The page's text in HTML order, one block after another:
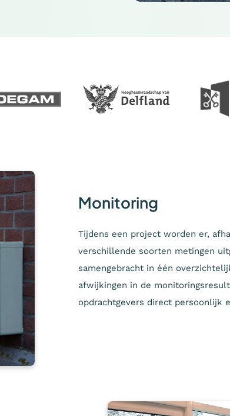
Monitoring
Tijdens een project worden er,
verschillende soorten metingen
samengebracht in één
afwijkingen in de
opdrachtgevers direct persoonlijk